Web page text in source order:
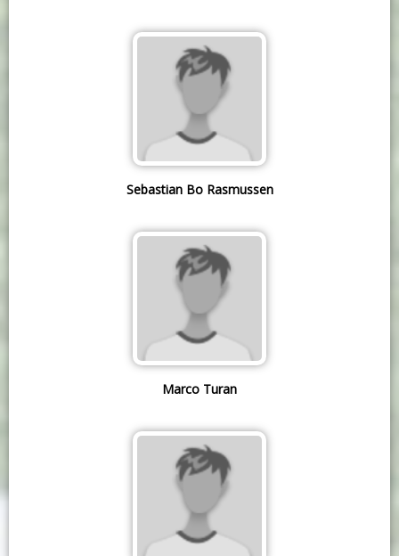
Sebastian Bo Rasmussen
Marco Turan